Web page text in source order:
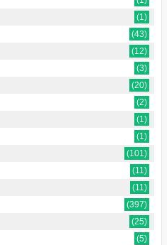
(1)
(43)
(12)
(3)
(20)
(2)
(1)
(1)
(101)
(11)
(11)
(397)
(25)
(5)